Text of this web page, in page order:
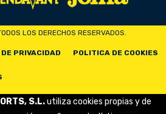
LOS DERECHOS RESERVADOS.
PRIVACIDAD POLITICA DE COOKIES
S.L.utiliza cookies propias y de